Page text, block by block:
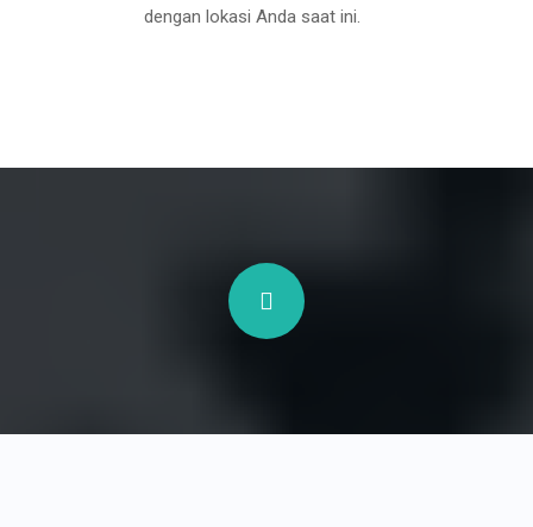
dengan lokasi Anda saat ini.